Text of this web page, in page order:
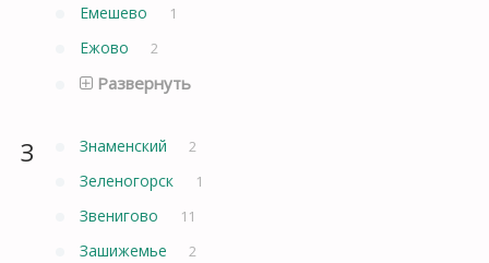
Емешево 1
Ежово 2
Развернуть
З Знаменский 2
Зеленогорск 1
Звенигово 11
Зашижемье 2